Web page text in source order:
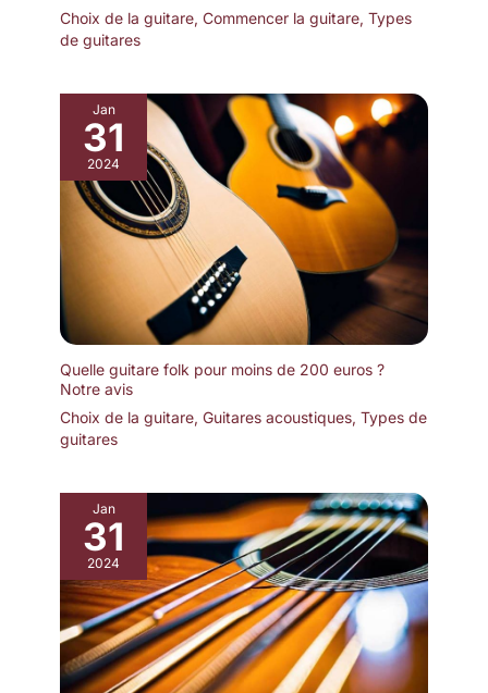
Choix de la guitare, Commencer la guitare, Types
de guitares
Jan
31
2024
Quelle guitare folk pour moins de 200 euros ?
Notre avis
Choix de la guitare, Guitares acoustiques, Types de
guitares
Jan
31
2024